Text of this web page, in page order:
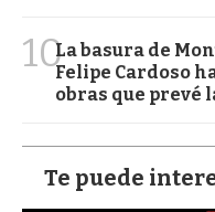
10La basura de
Felipe Cardoso
obras que prevé
Te puede